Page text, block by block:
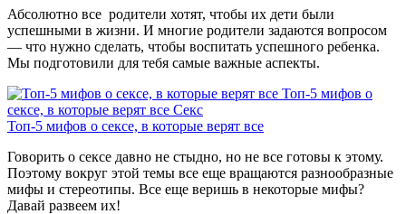
Абсолютно все родители хотят, чтобы их дети были
успешными в жизни. И многие родители задаются вопросом
— что нужно сделать, чтобы воспитать успешного ребенка.
Мы подготовили для тебя самые важные аспекты.
Топ-5 мифов о
сексе, в которые верят все Секс
Топ-5 мифов о сексе, в которые верят все
Говорить о сексе давно не стыдно, но не все готовы к этому.
Поэтому вокруг этой темы все еще вращаются разнообразные
мифы и стереотипы. Все еще веришь в некоторые мифы?
Давай развеем их!